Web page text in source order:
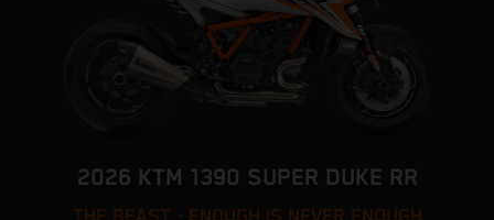
2026 KTM 1390 SUPER DUKE RR